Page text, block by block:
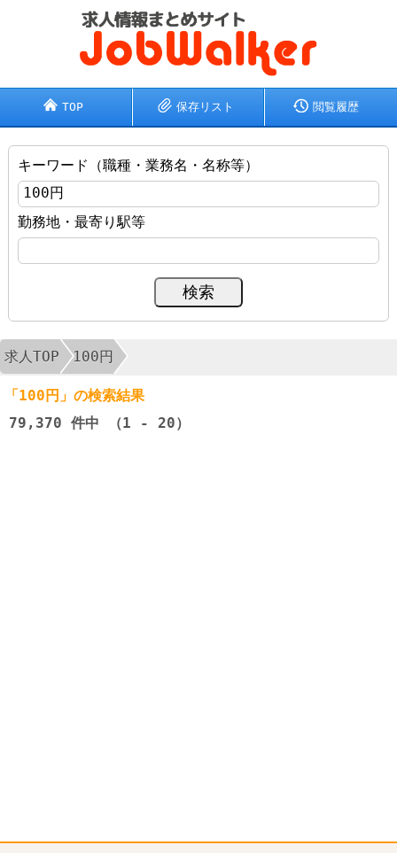
TOP 保存リスト 閲覧履歴
キーワード（職種・業務名・名称等）
勤務地・最寄り駅等
求人TOP 100円
「100円」の検索結果
79,370 件中 （1 - 20）